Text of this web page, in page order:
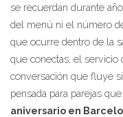
se recuerdan durante
del menú ni el número
que ocurre dentro de la
que conectas, el
conversación que fluye
pensada para parejas
aniversario en